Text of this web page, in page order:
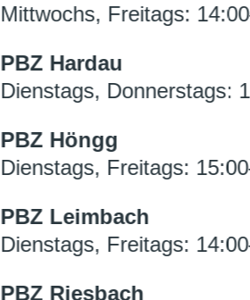
Mittwochs, Freitags:
PBZ Hardau
Dienstags, Donnerstags:
PBZ Höngg
Dienstags, Freitags:
PBZ Leimbach
Dienstags, Freitags:
PBZ Riesbach